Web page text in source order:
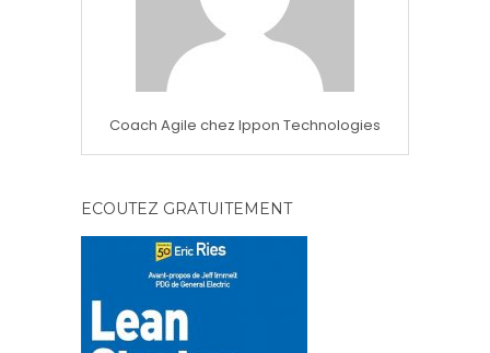
Coach Agile chez Ippon Technologies
ECOUTEZ GRATUITEMENT